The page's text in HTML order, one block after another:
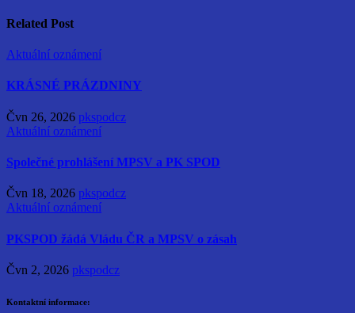
Related Post
Aktuální oznámení
KRÁSNÉ PRÁZDNINY
Čvn 26, 2026 pkspodcz
Aktuální oznámení
Společné prohlášení MPSV a PK SPOD
Čvn 18, 2026 pkspodcz
Aktuální oznámení
PKSPOD žádá Vládu ČR a MPSV o zásah
Čvn 2, 2026 pkspodcz
Kontaktní informace: